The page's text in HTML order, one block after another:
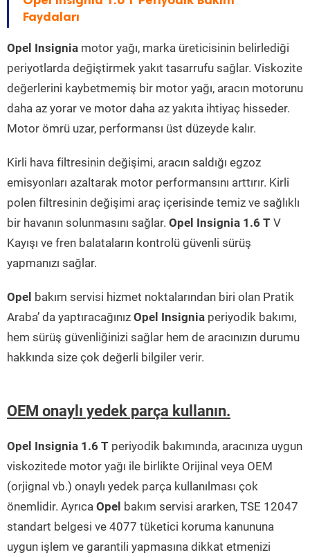
Faydaları
Opel Insignia motor yağı, marka üreticisinin belirlediği
periyotlarda değiştirmek yakıt tasarrufu sağlar. Viskozite
değerlerini kaybetmemiş bir motor yağı, aracın motorunu
daha az yorar ve motor daha az yakıta ihtiyaç hisseder.
Motor ömrü uzar, performansı üst düzeyde kalır.
Kirli hava filtresinin değişimi, aracın saldığı egzoz
emisyonları azaltarak motor performansını arttırır. Kirli
polen filtresinin değişimi araç içerisinde temiz ve sağlıklı
bir havanın solunmasını sağlar. Opel Insignia 1.6 T V
Kayışı ve fren balataların kontrolü güvenli sürüş
yapmanızı sağlar.
Opel bakım servisi hizmet noktalarından biri olan Pratik
Araba’ da yaptıracağınız Opel Insignia periyodik bakımı,
hem sürüş güvenliğinizi sağlar hem de aracınızın durumu
hakkında size çok değerli bilgiler verir.
OEM onaylı yedek parça kullanın.
Opel Insignia 1.6 T periyodik bakımında, aracınıza uygun
viskozitede motor yağı ile birlikte Orijinal veya OEM
(orjignal vb.) onaylı yedek parça kullanılması çok
önemlidir. Ayrıca Opel bakım servisi ararken, TSE 12047
standart belgesi ve 4077 tüketici koruma kanununa
uygun işlem ve garantili yapmasına dikkat etmenizi